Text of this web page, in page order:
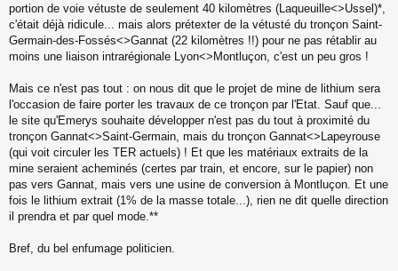
g
e
n
o
u
portion de voie vétuste de seulement 40 kilomètres (Laqueuille<>Ussel)*,
c'était déjà ridicule... mais alors prétexter de la vétusté du tronçon Saint-
Germain-des-Fossés<>Gannat (22 kilomètres !!) pour ne pas rétablir au
moins une liaison intrarégionale Lyon<>Montluçon, c'est un peu gros !
Mais ce n'est pas tout : on nous dit que le projet de mine de lithium sera
l'occasion de faire porter les travaux de ce tronçon par l'Etat. Sauf que...
le site qu'Emerys souhaite développer n'est pas du tout à proximité du
tronçon Gannat<>Saint-Germain, mais du tronçon Gannat<>Lapeyrouse
(qui voit circuler les TER actuels) ! Et que les matériaux extraits de la
mine seraient acheminés (certes par train, et encore, sur le papier) non
pas vers Gannat, mais vers une usine de conversion à Montluçon. Et une
fois le lithium extrait (1% de la masse totale...), rien ne dit quelle direction
il prendra et par quel mode.**
Bref, du bel enfumage politicien.